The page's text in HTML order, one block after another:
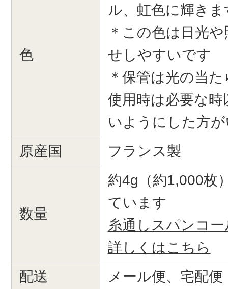
色
ル、虹色に輝きま
＊この色は日光
せしやすいです
＊保管は光の当
使用時は必要な
いようにした方
原産国
フランス製
数量
約4g（約1,000枚
ています
糸通しスパンコ
詳しくはこちら
配送
メール便、宅配便